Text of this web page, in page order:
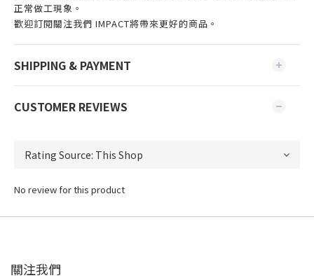
正常做工現象。
歡迎訂閱關注我們 IMPACT將帶來更好的商品。
SHIPPING & PAYMENT
CUSTOMER REVIEWS
No review for this product
關注我們